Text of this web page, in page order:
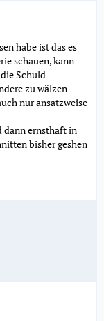
habe ist das es
schauen, kann
Schuld
zu wälzen
nur ansatzweise
dann ernsthaft in
bisher geshen